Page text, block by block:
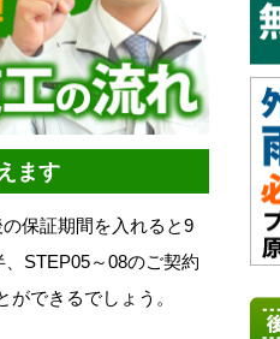
ます
保証期間を入れると9
STEP05～08のご契約
できるでしょう。